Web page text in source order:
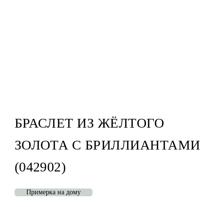
БРАСЛЕТ ИЗ ЖЁЛТОГО
ЗОЛОТА С БРИЛЛИАНТАМИ
(042902)
Примерка на дому